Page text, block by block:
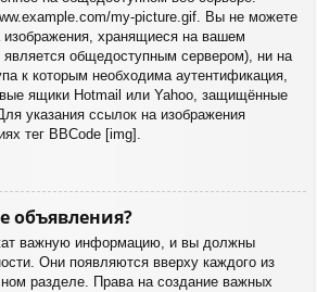
my-picture.gif. Вы не можете
изображения, хранящиеся на вашем
общедоступным сервером), ни на
к которым необходима аутентификация,
ящики Hotmail или Yahoo, защищённые
указания ссылок на изображения
тег BBCode [img].
объявления?
важную информацию, и вы должны
Они появляются вверху каждого из
разделе. Права на создание важных